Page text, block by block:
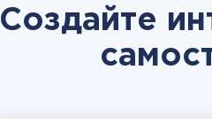
Создайте